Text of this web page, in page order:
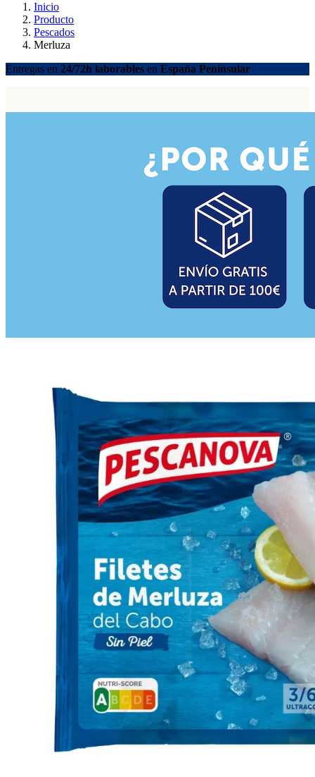
Inicio
Producto
Pescados
Merluza
Entregas en 24/72h laborables en España Peninsular